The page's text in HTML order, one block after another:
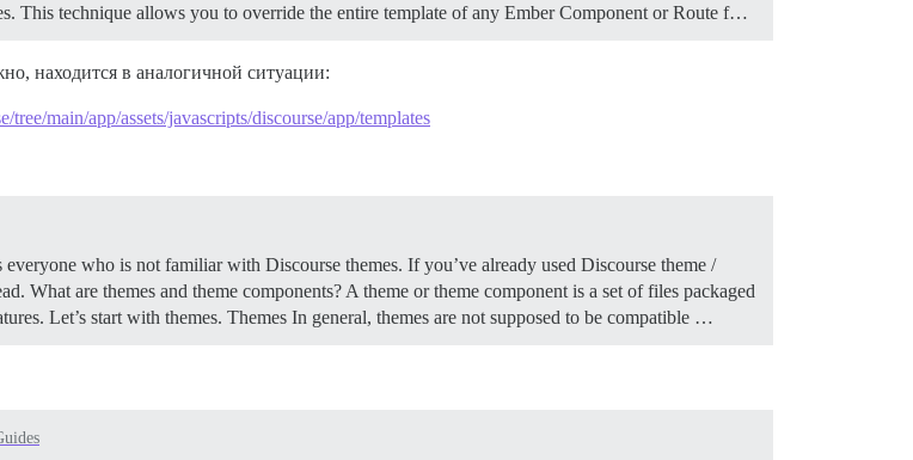
This technique allows you to override the entire template of any Ember Component or Route f…
находится в аналогичной ситуации:
main/app/assets/javascripts/discourse/app/templates
who is not familiar with Discourse themes. If you’ve already used Discourse theme /
What are themes and theme components? A theme or theme component is a set of files packaged
Let’s start with themes. Themes In general, themes are not supposed to be compatible …